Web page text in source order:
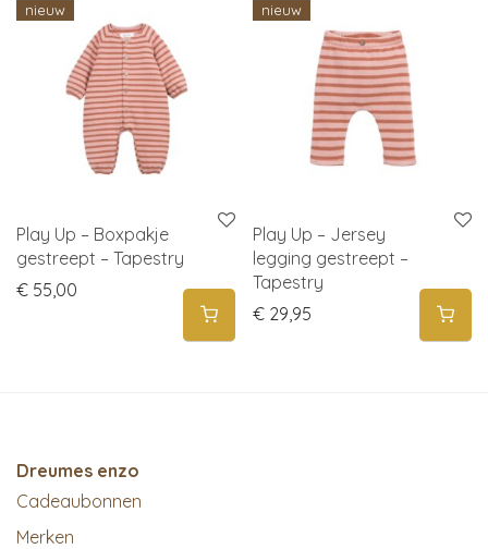
nieuw
Play Up – Boxpakje
gestreept – Tapestry
€ 55,00
nieuw
Play Up – Jersey
legging gestreept –
Tapestry
€ 29,95
Dreumes enzo
Cadeaubonnen
Merken